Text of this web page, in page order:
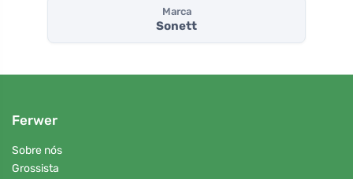
Marca
Sonett
Ferwer
Sobre nós
Grossista